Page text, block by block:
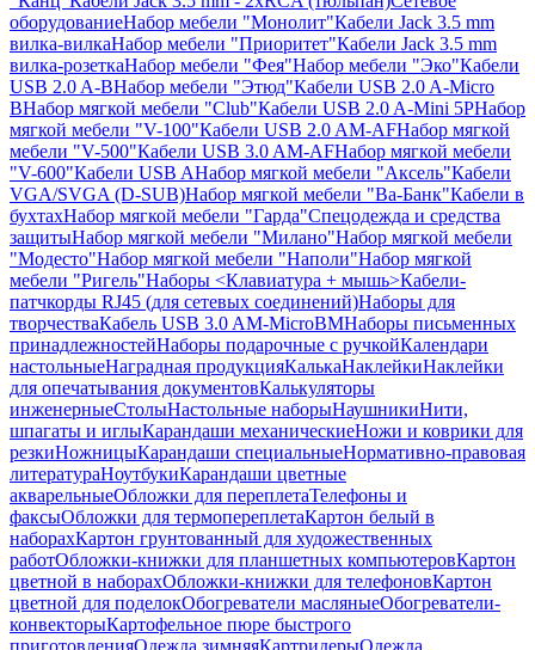
оборудованиеНабор мебели "Монолит"Кабели Jack 3.5 mm
вилка-вилкаНабор мебели "Приоритет"Кабели Jack 3.5 mm
вилка-розеткаНабор мебели "Фея"Набор мебели "Эко"Кабели
USB 2.0 A-BНабор мебели "Этюд"Кабели USB 2.0 A-Micro
BНабор мягкой мебели "Club"Кабели USB 2.0 A-Mini 5PНабор
мягкой мебели "V-100"Кабели USB 2.0 AM-AFНабор мягкой
мебели "V-500"Кабели USB 3.0 AM-AFНабор мягкой мебели
"V-600"Кабели USB AНабор мягкой мебели "Аксель"Кабели
VGA/SVGA (D-SUB)Набор мягкой мебели "Ва-Банк"Кабели в
бухтахНабор мягкой мебели "Гарда"Спецодежда и средства
защитыНабор мягкой мебели "Милано"Набор мягкой мебели
"Модесто"Набор мягкой мебели "Наполи"Набор мягкой
мебели "Ригель"Наборы <Клавиатура + мышь>Кабели-
патчкорды RJ45 (для сетевых соединений)Наборы для
творчестваКабель USB 3.0 AM-MicroBMНаборы письменных
принадлежностейНаборы подарочные с ручкойКалендари
настольныеНаградная продукцияКалькаНаклейкиНаклейки
для опечатывания документовКалькуляторы
инженерныеСтолыНастольные наборыНаушникиНити,
шпагаты и иглыКарандаши механическиеНожи и коврики для
резкиНожницыКарандаши специальныеНормативно-правовая
литератураНоутбукиКарандаши цветные
акварельныеОбложки для переплетаТелефоны и
факсыОбложки для термопереплетаКартон белый в
наборахКартон грунтованный для художественных
работОбложки-книжки для планшетных компьютеровКартон
цветной в наборахОбложки-книжки для телефоновКартон
цветной для поделокОбогреватели масляныеОбогреватели-
конвекторыКартофельное пюре быстрого
приготовленияОдежда зимняяКартридерыОдежда